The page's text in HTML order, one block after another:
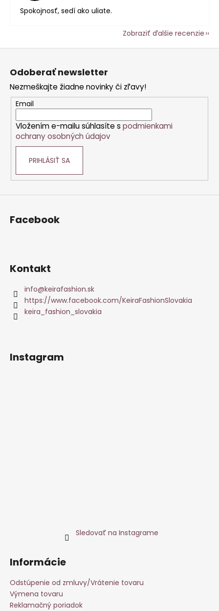
Spokojnosť, sedí ako uliate.
Zobraziť ďalšie recenzie
Z
Odoberať newsletter
Nezmeškajte žiadne novinky či zľavy!
Email
Vložením e-mailu súhlasíte s podmienkami
ochrany osobných údajov
PRIHLÁSIŤ SA
Facebook
Kontakt
info@keirafashion.sk
https://www.facebook.com/KeiraFashionSlovakia
keira_fashion_slovakia
Instagram
Sledovať na Instagrame
Informácie
Odstúpenie od zmluvy/Vrátenie tovaru
Výmena tovaru
Reklamačný poriadok